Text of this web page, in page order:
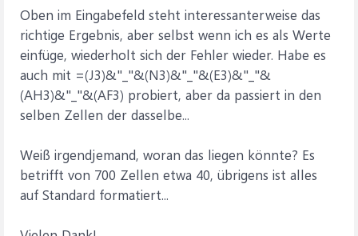
Oben im Eingabefeld steht interessanterweise das
richtige Ergebnis, aber selbst wenn ich es als Werte
einfüge, wiederholt sich der Fehler wieder. Habe es
auch mit =(J3)&"_"&(N3)&"_"&(E3)&"_"&
(AH3)&"_"&(AF3) probiert, aber da passiert in den
selben Zellen der dasselbe...
Weiß irgendjemand, woran das liegen könnte? Es
betrifft von 700 Zellen etwa 40, übrigens ist alles
auf Standard formatiert...